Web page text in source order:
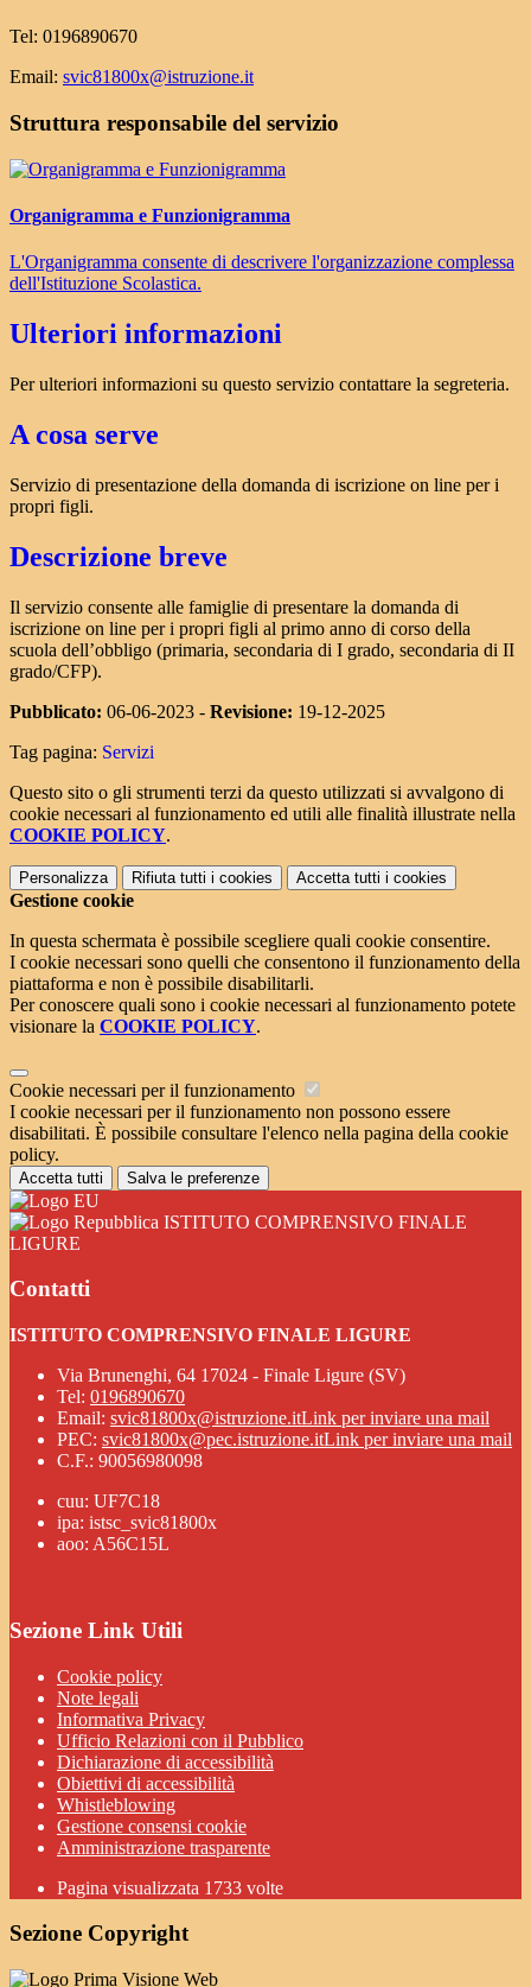
Tel: 0196890670
Email: svic81800x@istruzione.it
Struttura responsabile del servizio
Organigramma e Funzionigramma
L'Organigramma consente di descrivere l'organizzazione complessa
dell'Istituzione Scolastica.
Ulteriori informazioni
Per ulteriori informazioni su questo servizio contattare la segreteria.
A cosa serve
Servizio di presentazione della domanda di iscrizione on line per i
propri figli.
Descrizione breve
Il servizio consente alle famiglie di presentare la domanda di
iscrizione on line per i propri figli al primo anno di corso della
scuola dell’obbligo (primaria, secondaria di I grado, secondaria di II
grado/CFP).
Pubblicato: 06-06-2023 - Revisione: 19-12-2025
Tag pagina: Servizi
Questo sito o gli strumenti terzi da questo utilizzati si avvalgono di
cookie necessari al funzionamento ed utili alle finalità illustrate nella
COOKIE POLICY.
Personalizza Rifiuta tutti i cookies Accetta tutti i cookies
Gestione cookie
In questa schermata è possibile scegliere quali cookie consentire.
I cookie necessari sono quelli che consentono il funzionamento della
piattaforma e non è possibile disabilitarli.
Per conoscere quali sono i cookie necessari al funzionamento potete
visionare la COOKIE POLICY.
Cookie necessari per il funzionamento
I cookie necessari per il funzionamento non possono essere
disabilitati. È possibile consultare l'elenco nella pagina della cookie
policy.
Accetta tutti Salva le preferenze
ISTITUTO COMPRENSIVO FINALE
LIGURE
Contatti
ISTITUTO COMPRENSIVO FINALE LIGURE
Via Brunenghi, 64 17024 - Finale Ligure (SV)
Tel: 0196890670
Email: svic81800x@istruzione.itLink per inviare una mail
PEC: svic81800x@pec.istruzione.itLink per inviare una mail
C.F.: 90056980098
cuu: UF7C18
ipa: istsc_svic81800x
aoo: A56C15L
Sezione Link Utili
Cookie policy
Note legali
Informativa Privacy
Ufficio Relazioni con il Pubblico
Dichiarazione di accessibilità
Obiettivi di accessibilità
Whistleblowing
Gestione consensi cookie
Amministrazione trasparente
Pagina visualizzata 1733 volte
Sezione Copyright